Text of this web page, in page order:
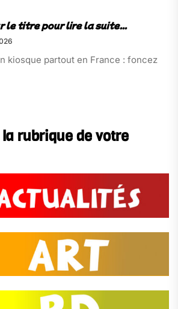
kiosque partout en France : foncez
rubrique de votre